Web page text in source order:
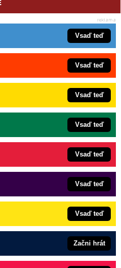
Vsaď teď
Vsaď teď
Vsaď teď
Vsaď teď
Vsaď teď
Vsaď teď
Vsaď teď
Začni hrát